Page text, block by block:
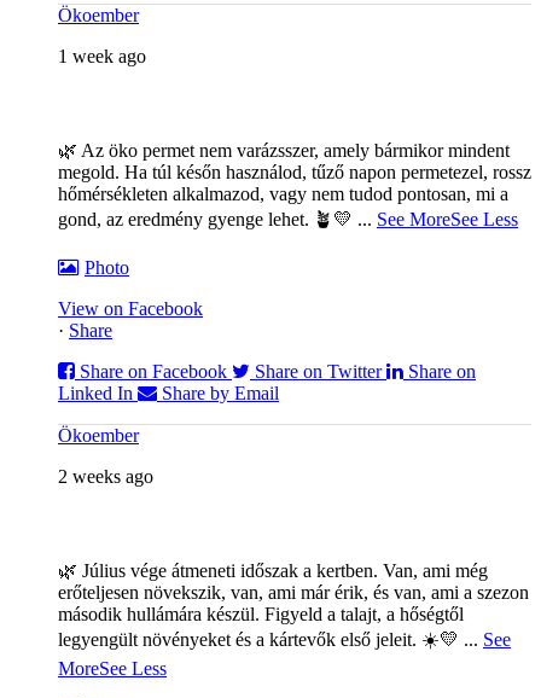
Ökoember
1 week ago
🌿 Az öko permet nem varázsszer, amely bármikor mindent
megold. Ha túl későn használod, tűző napon permetezel, rossz
hőmérsékleten alkalmazod, vagy nem tudod pontosan, mi a
gond, az eredmény gyenge lehet. 🪴💛 ... See MoreSee Less
Photo
View on Facebook
· Share
Share on Facebook
Share on Twitter
Share on
Linked In
Share by Email
Ökoember
2 weeks ago
🌿 Július vége átmeneti időszak a kertben. Van, ami még
erőteljesen növekszik, van, ami már érik, és van, ami a szezon
második hullámára készül. Figyeld a talajt, a hőségtől
legyengült növényeket és a kártevők első jeleit. ☀️💛 ... See
MoreSee Less